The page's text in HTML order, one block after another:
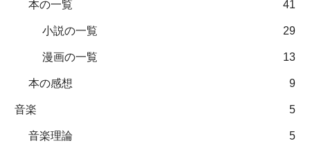
本の一覧 41
小説の一覧 29
漫画の一覧 13
本の感想 9
音楽 5
音楽理論 5